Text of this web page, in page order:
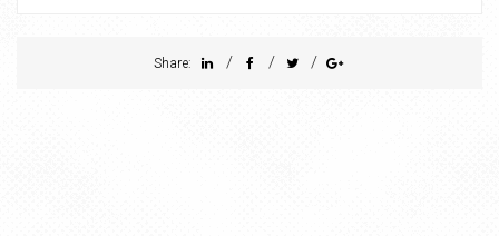
Share: / / /